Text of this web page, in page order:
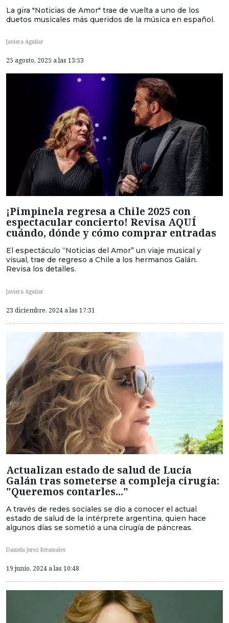
La gira "Noticias de Amor" trae de vuelta a uno de los
duetos musicales más queridos de la música en español.
Javiera Aguilar
25 agosto, 2025 a las 13:53
¡Pimpinela regresa a Chile 2025 con
espectacular concierto! Revisa AQUÍ
cuándo, dónde y cómo comprar entradas
El espectáculo “Noticias del Amor” un viaje musical y
visual, trae de regreso a Chile a los hermanos Galán.
Revisa los detalles.
Javiera Aguilar
23 diciembre, 2024 a las 17:31
Actualizan estado de salud de Lucía
Galán tras someterse a compleja cirugía:
"Queremos contarles..."
A través de redes sociales se dio a conocer el actual
estado de salud de la intérprete argentina, quien hace
algunos días se sometió a una cirugía de páncreas.
Daniela Jerez Retamales
19 junio, 2024 a las 10:48